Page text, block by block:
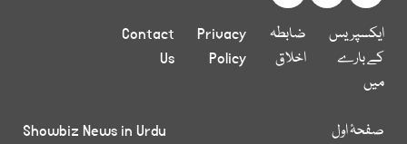
ایکسپریس
کے بارے
میں
ضابطہ
اخلاق
Privacy
Policy
Contact
Us
صفحۂ اول
Showbiz News in Urdu